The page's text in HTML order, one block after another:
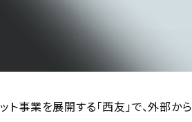
事業を展開する「西友」で、外部